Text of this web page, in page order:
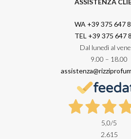
WA +39 375 647
TEL +39 375 647
Dal lunedì al
9.00 – 18.00
5,0/5
2.615